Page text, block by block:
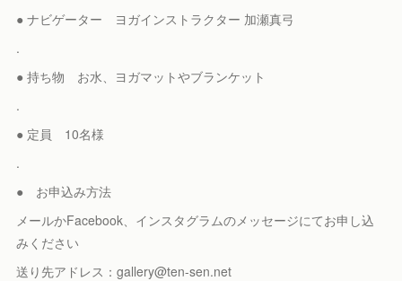
● ナビゲーター ヨガインストラクター 加瀬真弓
.
● 持ち物 お水、ヨガマットやブランケット
.
● 定員 10名様
.
● お申込み方法
メールかFacebook、インスタグラムのメッセージにてお申し込
みください
送り先アドレス：gallery@ten-sen.net